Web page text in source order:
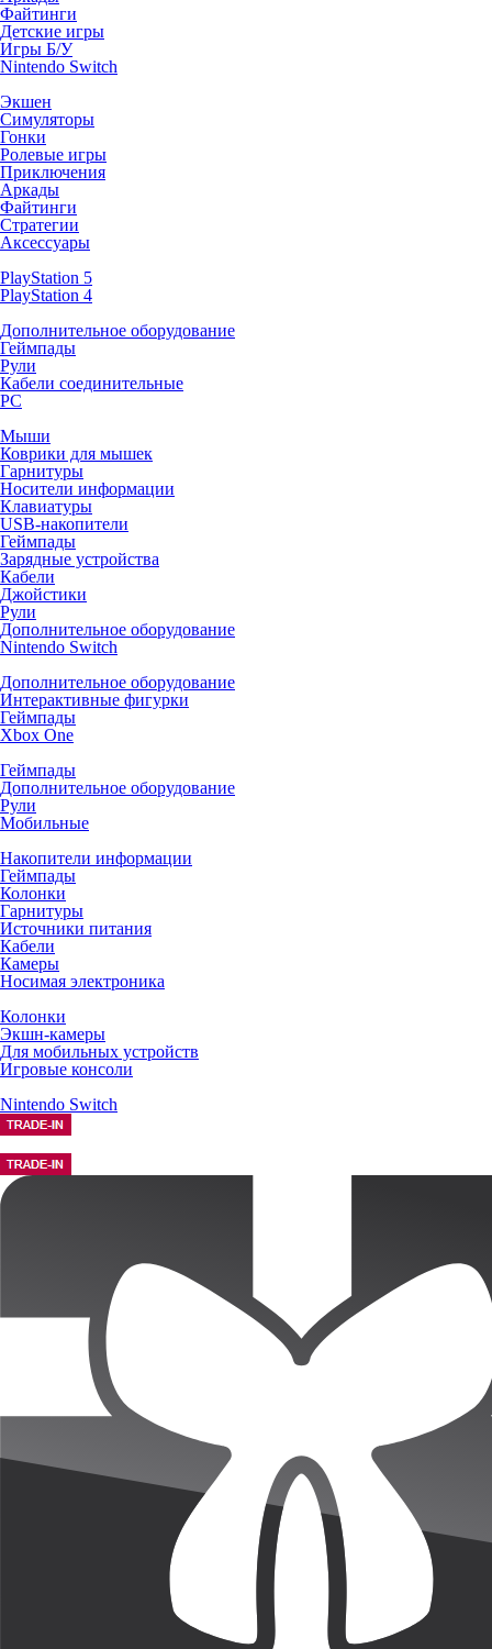
Файтинги
Детские игры
Игры Б/У
Nintendo Switch
Экшен
Симуляторы
Гонки
Ролевые игры
Приключения
Аркады
Файтинги
Стратегии
Аксессуары
PlayStation 5
PlayStation 4
Дополнительное оборудование
Геймпады
Рули
Кабели соединительные
PC
Мыши
Коврики для мышек
Гарнитуры
Носители информации
Клавиатуры
USB-накопители
Геймпады
Зарядные устройства
Кабели
Джойстики
Рули
Дополнительное оборудование
Nintendo Switch
Дополнительное оборудование
Интерактивные фигурки
Геймпады
Xbox One
Геймпады
Дополнительное оборудование
Рули
Мобильные
Накопители информации
Геймпады
Колонки
Гарнитуры
Источники питания
Кабели
Камеры
Носимая электроника
Колонки
Экшн-камеры
Для мобильных устройств
Игровые консоли
Nintendo Switch